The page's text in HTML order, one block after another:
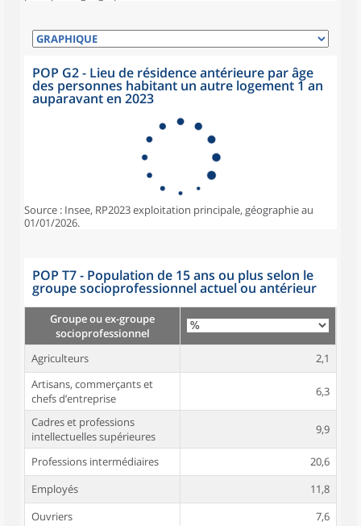
POP G2 - Lieu de résidence antérieure par âge
des personnes habitant un autre logement 1 an
auparavant en 2023
Source : Insee, RP2023 exploitation principale, géographie au
01/01/2026.
POP T7 - Population de 15 ans ou plus selon le
groupe socioprofessionnel actuel ou antérieur
Groupe ou ex-groupe
socioprofessionnel
Agriculteurs
2,1
Artisans, commerçants et
chefs d’entreprise
6,3
Cadres et professions
intellectuelles supérieures
9,9
Professions intermédiaires
20,6
Employés
11,8
Ouvriers
7,6